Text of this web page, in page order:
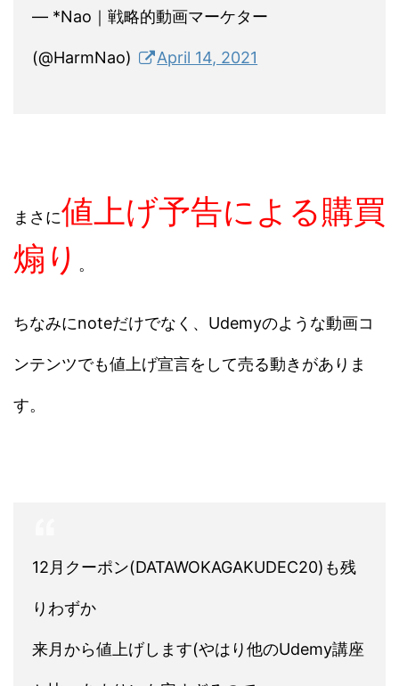
— *Nao｜戦略的動画マーケター
(@HarmNao) April 14, 2021
まさに値上げ予告による購買
煽り 。
ちなみにnoteだけでなく、Udemyのような動画コ
ンテンツでも値上げ宣言をして売る動きがありま
す。
12月クーポン(DATAWOKAGAKUDEC20)も残
りわずか
来月から値上げします(やはり他のUdemy講座